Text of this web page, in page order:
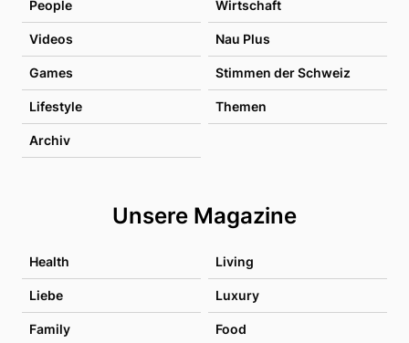
People Wirtschaft
Videos Nau Plus
Games Stimmen der Schweiz
Lifestyle Themen
Archiv
Unsere Magazine
Health Living
Liebe Luxury
Family Food